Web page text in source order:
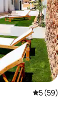
Nilai rata-
5 (59)